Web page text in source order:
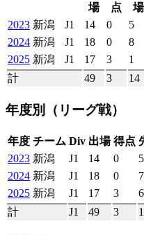
場
点
場
2023 新潟 J1 14 0 5
2024 新潟 J1 18 0 8
2025 新潟 J1 17 3 1
計
49 3 14
年度別 （リーグ戦）
年度 チーム Div 出場 得点
2023 新潟 J1 14 0 5
2024 新潟 J1 18 0 7
2025 新潟 J1 17 3 6
計
J1 49 3